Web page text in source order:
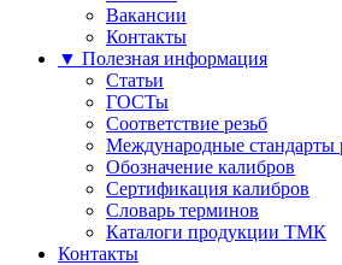
Вакансии
Контакты
▼ Полезная информация
Статьи
ГОСТы
Соответствие резьб
Международные стандарты
Обозначение калибров
Сертификация калибров
Словарь терминов
Каталоги продукции ТМК
Контакты